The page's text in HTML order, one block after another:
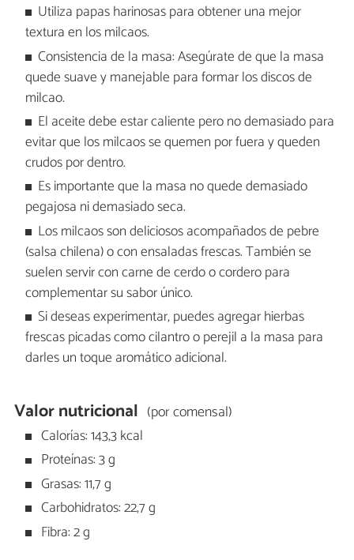
Utiliza papas harinosas para obtener una mejor
textura en los milcaos.
Consistencia de la masa: Asegúrate de que la masa
quede suave y manejable para formar los discos de
milcao.
El aceite debe estar caliente pero no demasiado para
evitar que los milcaos se quemen por fuera y queden
crudos por dentro.
Es importante que la masa no quede demasiado
pegajosa ni demasiado seca.
Los milcaos son deliciosos acompañados de pebre
(salsa chilena) o con ensaladas frescas. También se
suelen servir con carne de cerdo o cordero para
complementar su sabor único.
Si deseas experimentar, puedes agregar hierbas
frescas picadas como cilantro o perejil a la masa para
darles un toque aromático adicional.
Valor nutricional (por comensal)
Calorías: 143,3 kcal
Proteínas: 3 g
Grasas: 11,7 g
Carbohidratos: 22,7 g
Fibra: 2 g